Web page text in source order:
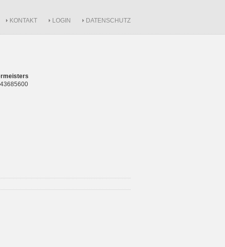
KONTAKT LOGIN DATENSCHUTZ